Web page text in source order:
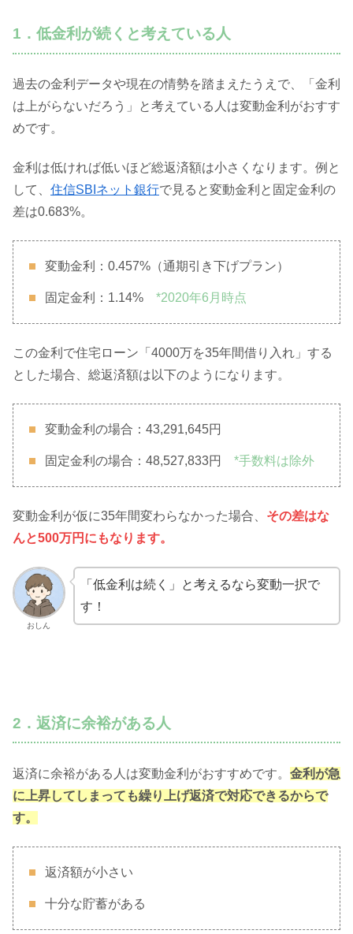
1．低金利が続くと考えている人
過去の金利データや現在の情勢を踏まえたうえで、「金利
は上がらないだろう」と考えている人は変動金利がおすす
めです。
金利は低ければ低いほど総返済額は小さくなります。例と
して、 住信SBIネット銀行で見ると変動金利と固定金利の
差は0.683%。
変動金利：0.457%（通期引き下げプラン）
固定金利：1.14% *2020年6月時点
この金利で住宅ローン「4000万を35年間借り入れ」する
とした場合、総返済額は以下のようになります。
変動金利の場合：43,291,645円
固定金利の場合：48,527,833円 *手数料は除外
変動金利が仮に35年間変わらなかった場合、 その差はな
んと500万円にもなります。
おしん
「低金利は続く」と考えるなら変動一択で
す！
2．返済に余裕がある人
返済に余裕がある人は変動金利がおすすめです。 金利が急
に上昇してしまっても繰り上げ返済で対応できるからで
す。
返済額が小さい
十分な貯蓄がある